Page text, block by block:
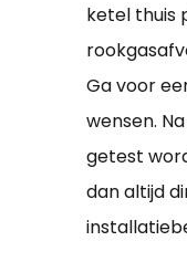
ketel thuis
Ga voor
wensen.
getest
dan altijd